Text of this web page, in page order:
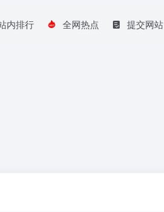
内排行 全网热点 提交网站